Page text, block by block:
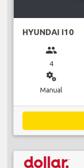
HYUNDAI I10
group
4
miscellaneous_services
Manual